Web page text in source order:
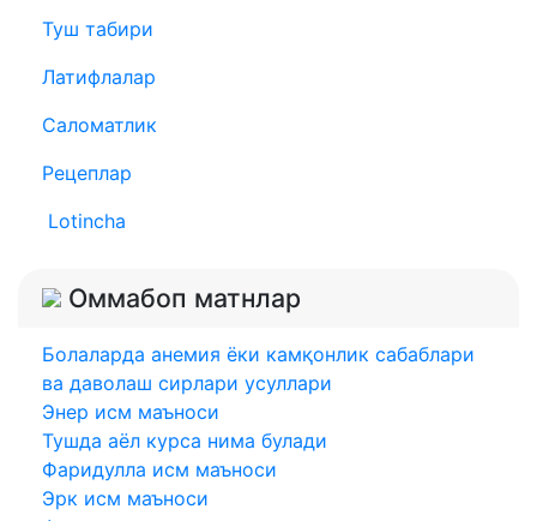
Туш табири
Латифлалар
Саломатлик
Рецеплар
Lotincha
Оммабоп матнлар
Болаларда анемия ёки камқонлик сабаблари
ва даволаш сирлари усуллари
Энер исм маъноси
Тушда аёл курса нима булади
Фаридулла исм маъноси
Эрк исм маъноси